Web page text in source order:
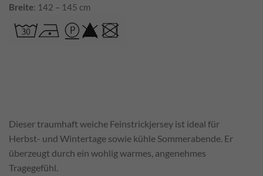
Breite: 142 – 145 cm
Dieser traumhaft weiche Feinstrickjersey ist ideal für
Herbst- und Wintertage sowie kühle Sommerabende. Er
überzeugt durch ein wohlig warmes, angenehmes
Tragegefühl.